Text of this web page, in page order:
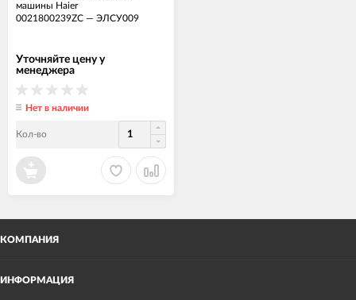
машины Haier
0021800239ZC — ЭЛСУ009
Уточняйте цену у
менеджера
Нет в наличии
Кол-во
КОМПАНИЯ
ИНФОРМАЦИЯ